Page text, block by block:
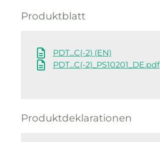
Produktblatt
PDT...C(-2) (EN)
PDT...C(-2)_PS10201_DE.pdf
Produktdeklarationen